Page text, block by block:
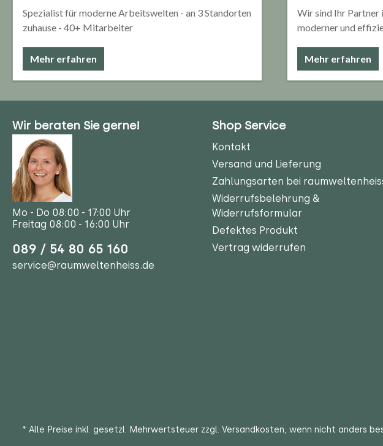
Spezialist für moderne Arbeitswelten - an 3 Standorten
zuhause - 40+ Mitarbeiter
Mehr erfahren
Wir sind Ihr Partner
moderner und
Mehr erfahren
Wir beraten Sie gerne!
Mo - Do 08:00 - 17:00 Uhr
Freitag 08:00 - 16:00 Uhr
089 / 54 80 65 160
service@raumweltenheiss.de
Shop Service
Kontakt
Versand und Lieferung
Zahlungsarten bei
Widerrufsbelehrung &
Widerrufsformular
Defektes Produkt
Vertrag widerrufen
* Alle Preise inkl. gesetzl. Mehrwertsteuer zzgl. Versandkosten, wenn nicht anders